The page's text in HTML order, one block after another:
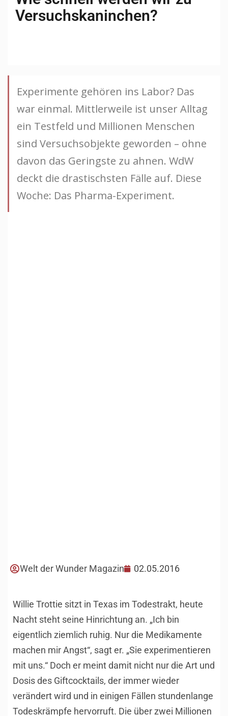
Versuchskaninchen?
Experimente gehören ins Labor? Das
war einmal. Mittlerweile ist unser Alltag
ein Testfeld und Millionen Menschen
sind Versuchsobjekte geworden – ohne
davon das Geringste zu ahnen. WdW
deckt die drastischsten Fälle auf. Diese
Woche: Das Pharma-Experiment.
Welt der Wunder Magazin 02.05.2016
Willie Trottie sitzt in Texas im Todestrakt, heute
Nacht steht seine Hinrichtung an. „Ich bin
eigentlich ziemlich ruhig. Nur die Medikamente
machen mir Angst“, sagt er. „Sie experimentieren
mit uns.“ Doch er meint damit nicht nur die Art und
Dosis des Giftcocktails, der immer wieder
verändert wird und in einigen Fällen stundenlange
Todeskrämpfe hervorruft. Die über zwei Millionen